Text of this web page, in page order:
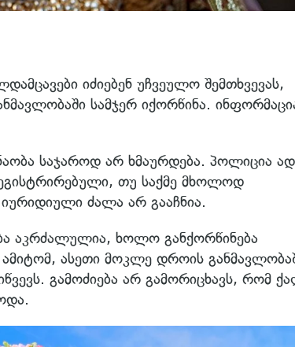
იძიებენ უჩვეულო შემთხვევას,
სამჯერ იქორწინა.
საჯაროდ არ ხმაურდება. პოლიცია
თუ საქმე მხოლოდ
ძალა არ გააჩნია.
აკრძალულია, ხოლო განქორწინება
ასეთი მოკლე დროის
გამოძიება არ გამორიცხავს, რომ